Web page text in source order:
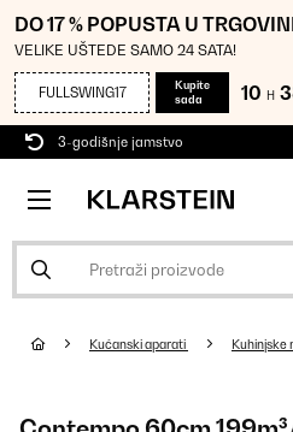
DO 17 % POPUSTA U
VELIKE UŠTEDE SAMO 24 SATA!
FULLSWING17
Kupite
sada
10 H
3-godišnje jamstvo
Kućanski aparati Kuhinjske